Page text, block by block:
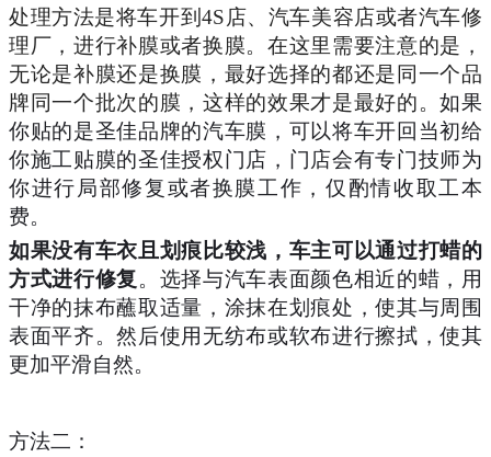
处理方法是将车开到4S店、汽车美容店或者汽车修
理厂，进行补膜或者换膜。在这里需要注意的是，
无论是补膜还是换膜，最好选择的都还是同一个品
牌同一个批次的膜，这样的效果才是最好的。如果
你贴的是圣佳品牌的汽车膜，可以将车开回当初给
你施工贴膜的圣佳授权门店，门店会有专门技师为
你进行局部修复或者换膜工作，仅酌情收取工本
费。
如果没有车衣且划痕比较浅，车主可以通过打蜡的
方式进行修复。选择与汽车表面颜色相近的蜡，用
干净的抹布蘸取适量，涂抹在划痕处，使其与周围
表面平齐。然后使用无纺布或软布进行擦拭，使其
更加平滑自然。
方法二：